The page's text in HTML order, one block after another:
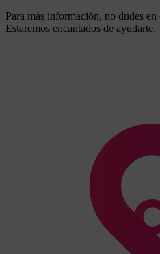
Para más información, no dudes en
Estaremos encantados de ayudarte.